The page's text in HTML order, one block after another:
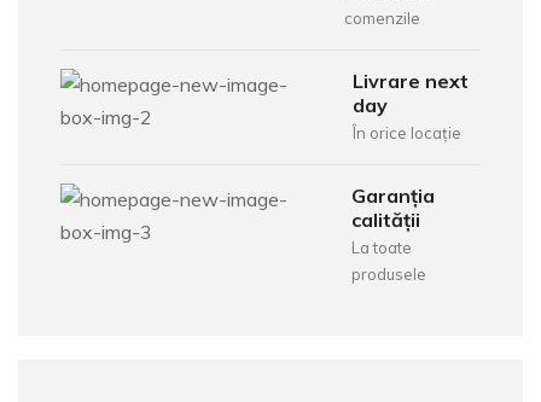
comenzile
Livrare next
day
În orice locație
Garanția
calității
La toate
produsele